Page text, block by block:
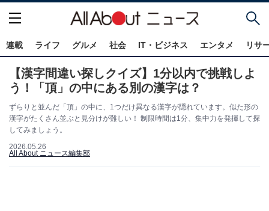
連載 ライフ グルメ 社会 IT・ビジネス エンタメ リサ
【漢字間違い探しクイズ】1分以内で挑戦しよ
う！「頂」の中にある別の漢字は？
ずらりと並んだ「頂」の中に、1つだけ異なる漢字が隠れています。似た形の
漢字がたくさん並ぶと見分けが難しい！ 制限時間は1分、集中力を発揮して探
してみましょう。
2026.05.26
All About ニュース編集部